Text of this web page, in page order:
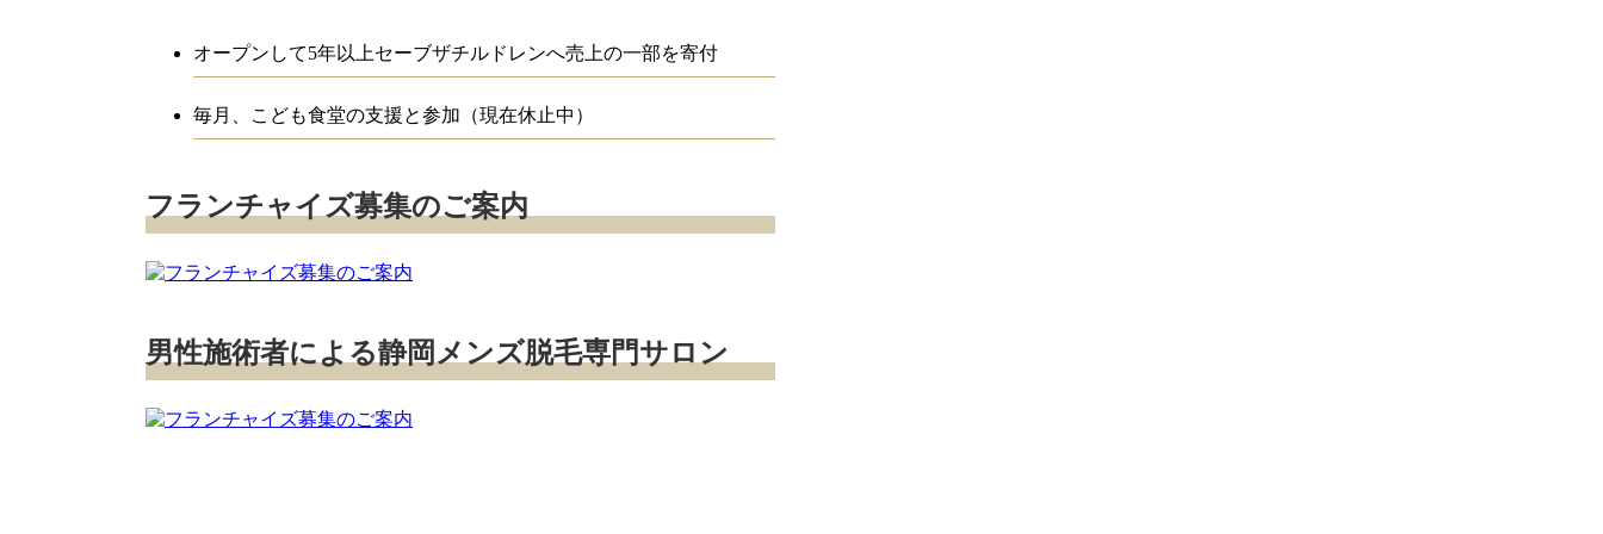
オープンして5年以上セーブザチルドレンへ売上の一部を寄付
毎月、こども食堂の支援と参加（現在休止中）
フランチャイズ募集のご案内
男性施術者による静岡メンズ脱毛専門サロン